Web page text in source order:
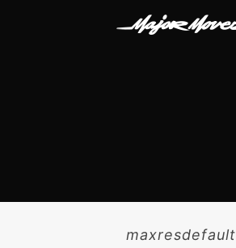
maxresdefault